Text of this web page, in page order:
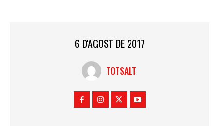
6 D'AGOST DE 2017
TOTSALT